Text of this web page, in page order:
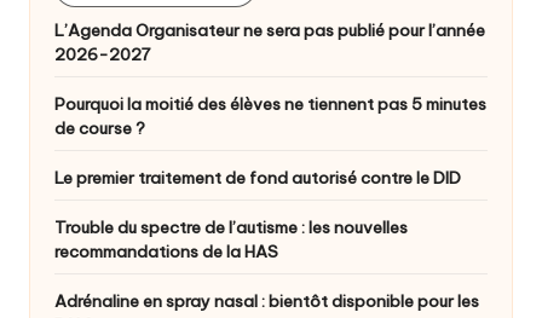
L’Agenda Organisateur ne sera pas publié pour l’année
2026-2027
Pourquoi la moitié des élèves ne tiennent pas 5 minutes
de course ?
Le premier traitement de fond autorisé contre le DID
Trouble du spectre de l’autisme : les nouvelles
recommandations de la HAS
Adrénaline en spray nasal : bientôt disponible pour les